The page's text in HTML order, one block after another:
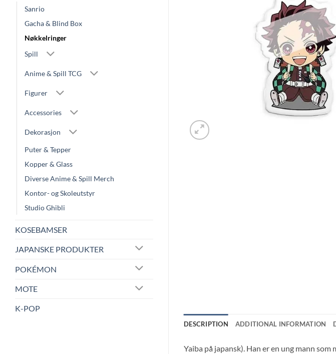
Sanrio
Gacha & Blind Box
Nøkkelringer
Spill
Anime & Spill TCG
Figurer
Accessories
Dekorasjon
Puter & Tepper
Kopper & Glass
Diverse Anime & Spill Merch
Kontor- og Skoleutstyr
Studio Ghibli
KOSEBAMSER
JAPANSKE PRODUKTER
POKÉMON
MOTE
K-POP
DESCRIPTION ADDITIONAL INFORMATION
Yaiba på japansk). Han er en ung mann